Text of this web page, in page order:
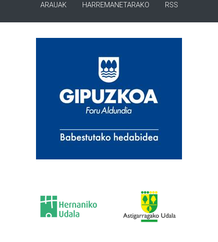
ARAUAK HARREMANETARAKO RSS